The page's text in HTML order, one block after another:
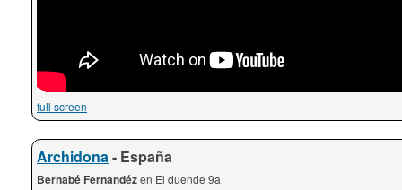
full screen
Archidona- España
Bernabé Fernandézen El duende 9a